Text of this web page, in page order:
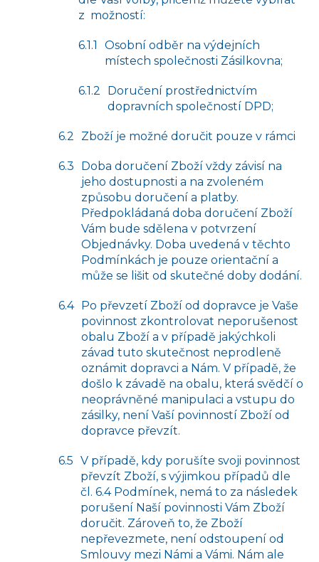
z možností:
Osobní odběr na výdejních
místech společnosti Zásilkovna;
Doručení prostřednictvím
dopravních společností DPD;
Zboží je možné doručit pouze v rámci
Doba doručení Zboží vždy závisí na
jeho dostupnosti a na zvoleném
způsobu doručení a platby.
Předpokládaná doba doručení Zboží
Vám bude sdělena v potvrzení
Objednávky. Doba uvedená v těchto
Podmínkách je pouze orientační a
může se lišit od skutečné doby dodání.
Po převzetí Zboží od dopravce je Vaše
povinnost zkontrolovat neporušenost
obalu Zboží a v případě jakýchkoli
závad tuto skutečnost neprodleně
oznámit dopravci a Nám. V případě, že
došlo k závadě na obalu, která svědčí o
neoprávněné manipulaci a vstupu do
zásilky, není Vaší povinností Zboží od
dopravce převzít.
V případě, kdy porušíte svoji povinnost
převzít Zboží, s výjimkou případů dle
čl. 6.4 Podmínek, nemá to za následek
porušení Naší povinnosti Vám Zboží
doručit. Zároveň to, že Zboží
nepřevezmete, není odstoupení od
Smlouvy mezi Námi a Vámi. Nám ale